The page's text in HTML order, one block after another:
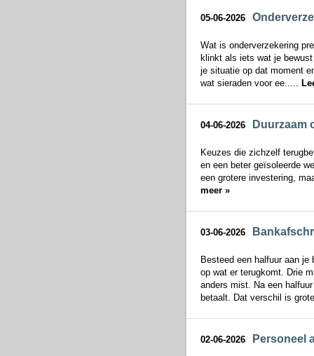
05-06-2026
Wat is onderverzekering
klinkt als iets wat je
je situatie op dat moment
wat sieraden voor ee.....
04-06-2026 Duurzaam
Keuzes die zichzelf
en een beter geïsoleerde
een grotere investering,
meer »
03-06-2026
Besteed een halfuur aan
op wat er terugkomt. Drie
anders mist. Na een
betaalt. Dat verschil is
02-06-2026 Personeel